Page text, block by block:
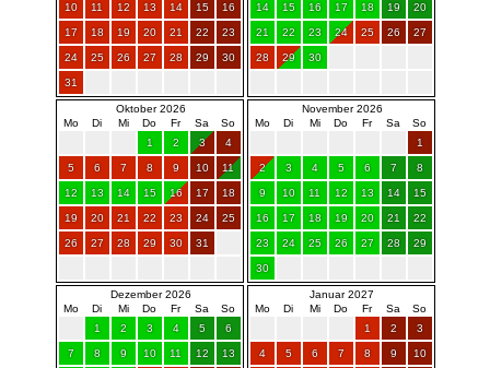
10 11 12 13 14 15 16
17 18 19 20 21 22 23
24 25 26 27 28 29 30
31
14 15 16 17 18 19 20
21 22 23 24 25 26 27
28 29 30
Oktober 2026
Mo
Di Mi Do Fr Sa
So
1
2 3 4
5 6 7 8 9 10 11
12 13 14 15 16 17 18
19 20 21 22 23 24 25
26 27 28 29 30 31
November 2026
Mo
Di Mi Do Fr Sa
So
1
2 3 4 5 6 7 8
9 10 11 12 13 14 15
16 17 18 19 20 21 22
23 24 25 26 27 28 29
30
Dezember 2026
Mo
Di Mi Do Fr Sa
So
1
2 3 4 5 6
7 8 9 10 11 12 13
Januar 2027
Mo
Di Mi Do Fr Sa
So
1
2 3
4 5 6 7 8 9 10